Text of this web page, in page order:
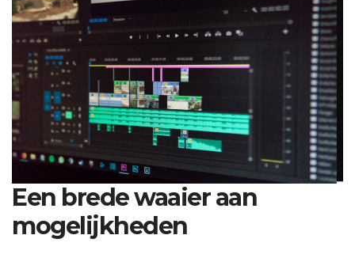
Een brede waaier aan
mogelijkheden